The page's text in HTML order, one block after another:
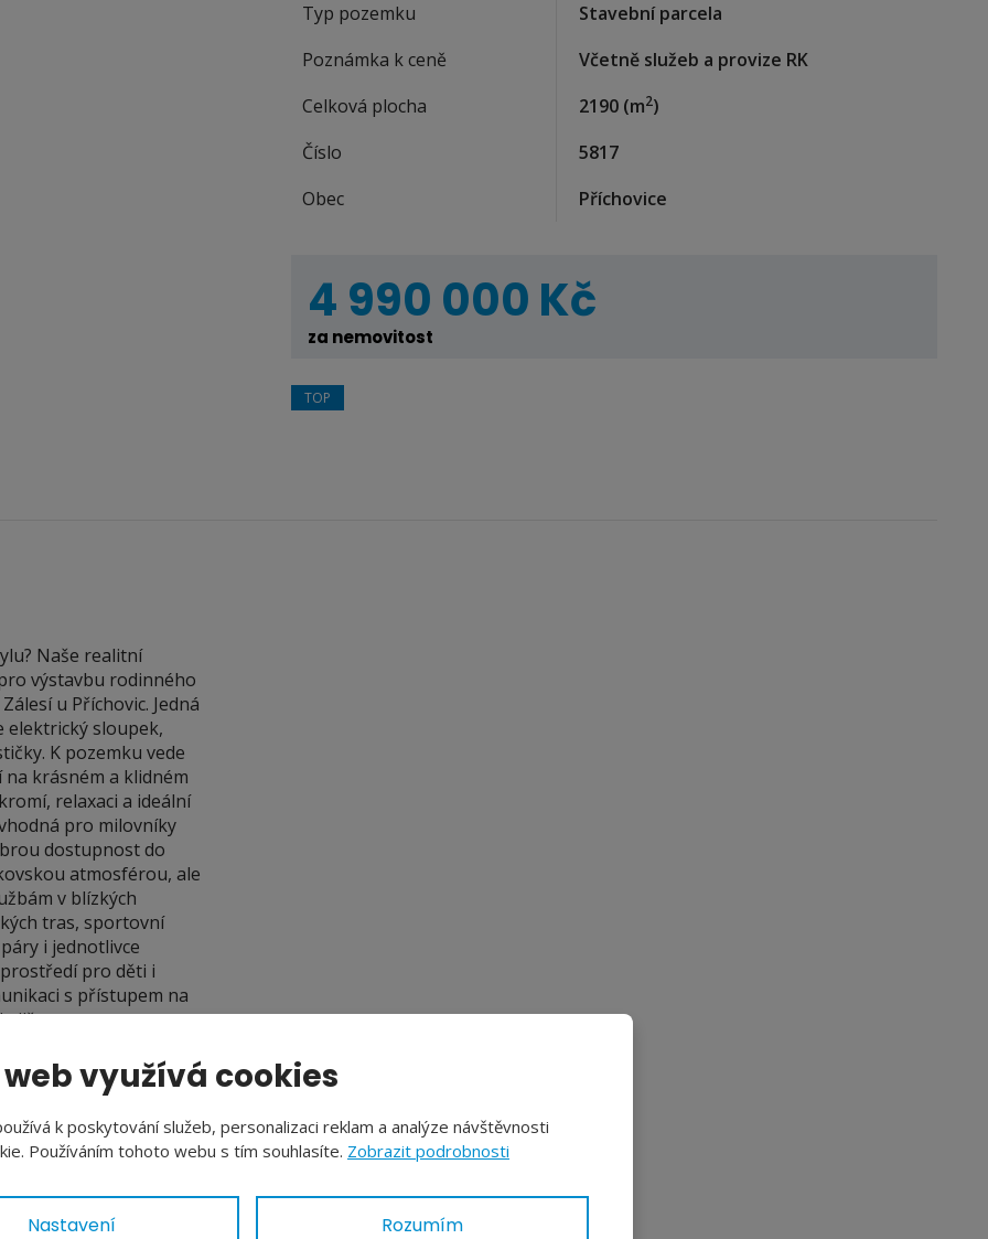
Typ pozemku
Stavební parcela
Poznámka k ceně
Včetně služeb a provize RK
Celková plocha
2190 (m2)
Číslo
5817
Obec
Příchovice
4 990 000 Kč
za nemovitost
TOP
Naše realitní
výstavbu rodinného
u Příchovic. Jedná
elektrický sloupek,
K pozemku vede
krásném a klidném
relaxaci a ideální
pro milovníky
dostupnost do
atmosférou, ale
v blízkých
tras, sportovní
i jednotlivce
pro děti i
s přístupem na
již vymezena v
(venkovská) Z-
nerušícího
domy a objekty
metrů od okraje lesa,
nebo zpevněné
ty, kteří hledají klid,
vysněný domov
prostředí s
využívá cookies
k poskytování služeb, personalizaci reklam a analýze návštěvnosti
Používáním tohoto webu s tím souhlasíte. Zobrazit podrobnosti
Nastavení Rozumím